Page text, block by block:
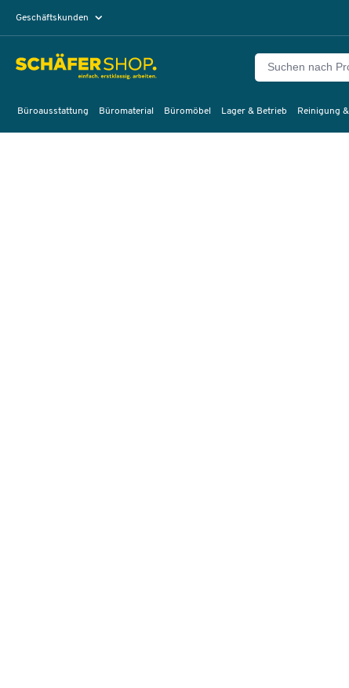
Geschäftskunden
Büroausstattung Büromaterial Büromöbel Lager & Betrieb Reinigung